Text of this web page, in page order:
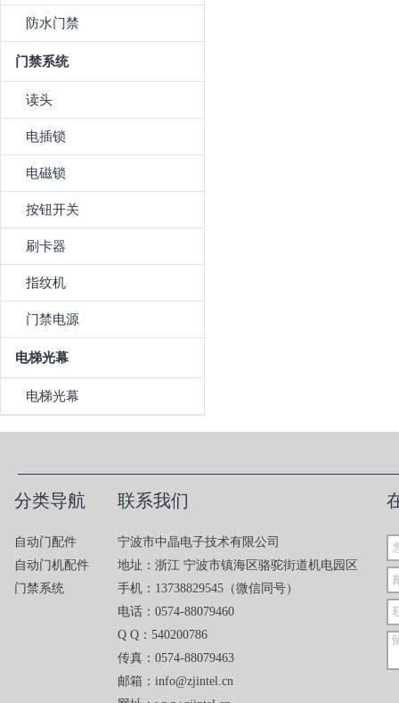
防水门禁
门禁系统
读头
电插锁
电磁锁
按钮开关
刷卡器
指纹机
门禁电源
电梯光幕
电梯光幕
分类导航
自动门配件
自动门机配件
门禁系统
联系我们
宁波市中晶电子技术有限公司
地址：浙江 宁波市镇海区骆驼街道机电园区
手机：13738829545（微信同号）
电话：0574-88079460
Q Q：540200786
传真：0574-88079463
邮箱：info@zjintel.cn